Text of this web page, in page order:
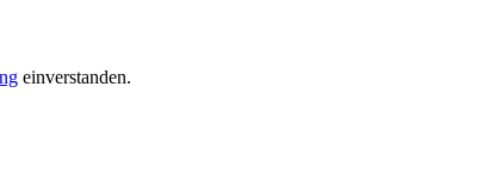
einverstanden.